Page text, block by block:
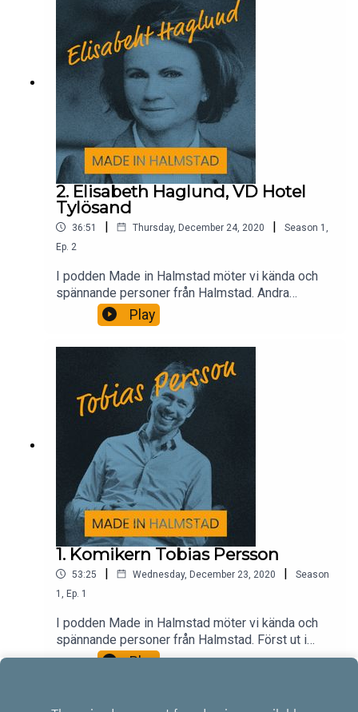
2. Elisabeth Haglund, VD Hotel
Tylösand
36:51 | Thursday, December 24, 2020 | Season 1
Ep. 2
I podden Made in Halmstad möter vi kända och
spännande personer från Halmstad. Andra
avsnittet i poddserien är med Elisabeth Haglund,
vd på Hotel Tylösand.
Play
1. Komikern Tobias Persson
53:25 | Wednesday, December 23, 2020 |
Season
1
Ep. 1
I podden Made in Halmstad möter vi kända och
spännande personer från Halmstad. Först ut i
poddserien är Tobias Persson.
Play